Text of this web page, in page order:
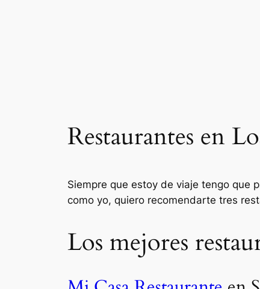
Restaurantes en
Siempre que estoy de viaje tengo que
como yo, quiero recomendarte tres
Los mejores